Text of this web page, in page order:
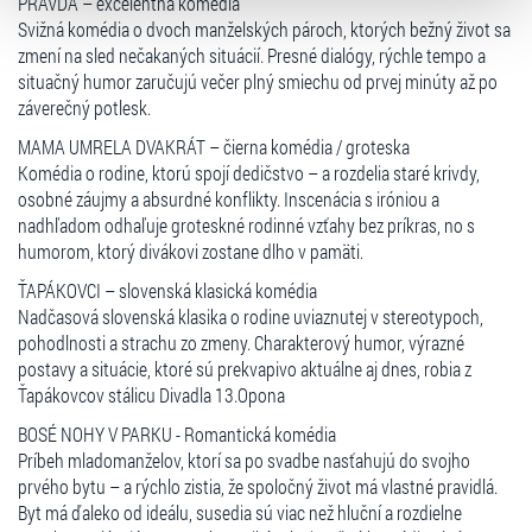
volbu můžete kdykoliv změnit v zápatí stránky v záložce
„Cookies a jejich nastavení“.
Svižná komédia o dvoch manželských pároch, ktorých bežný život sa
zmení na sled nečakaných situácií. Presné dialógy, rýchle tempo a
situačný humor zaručujú večer plný smiechu od prvej minúty až po
záverečný potlesk.
MAMA UMRELA DVAKRÁT – čierna komédia / groteska
Komédia o rodine, ktorú spojí dedičstvo – a rozdelia staré krivdy,
osobné záujmy a absurdné konflikty. Inscenácia s iróniou a
nadhľadom odhaľuje groteskné rodinné vzťahy bez príkras, no s
humorom, ktorý divákovi zostane dlho v pamäti.
ŤAPÁKOVCI – slovenská klasická komédia
Nadčasová slovenská klasika o rodine uviaznutej v stereotypoch,
pohodlnosti a strachu zo zmeny. Charakterový humor, výrazné
postavy a situácie, ktoré sú prekvapivo aktuálne aj dnes, robia z
Ťapákovcov stálicu Divadla 13.Opona
BOSÉ NOHY V PARKU - Romantická komédia
Príbeh mladomanželov, ktorí sa po svadbe nasťahujú do svojho
prvého bytu – a rýchlo zistia, že spoločný život má vlastné pravidlá.
Byt má ďaleko od ideálu, susedia sú viac než hluční a rozdielne